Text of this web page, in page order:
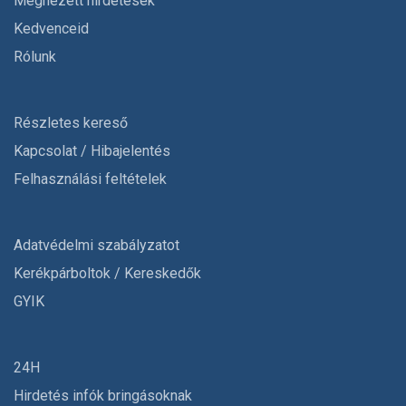
Kedvenceid
Rólunk
Részletes kereső
Kapcsolat / Hibajelentés
Felhasználási feltételek
Adatvédelmi szabályzatot
Kerékpárboltok / Kereskedők
GYIK
24H
Hirdetés infók bringásoknak